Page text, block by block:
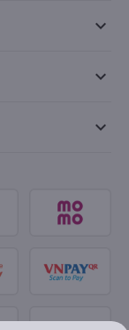
keyboard_arrow_down
keyboard_arrow_down
keyboard_arrow_down